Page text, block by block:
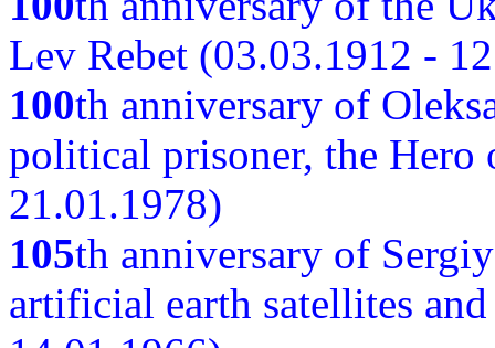
Lev Rebet (03.03.1912 -
100th anniversary of
political prisoner, the
21.01.1978)
105th anniversary of
artificial earth satellites